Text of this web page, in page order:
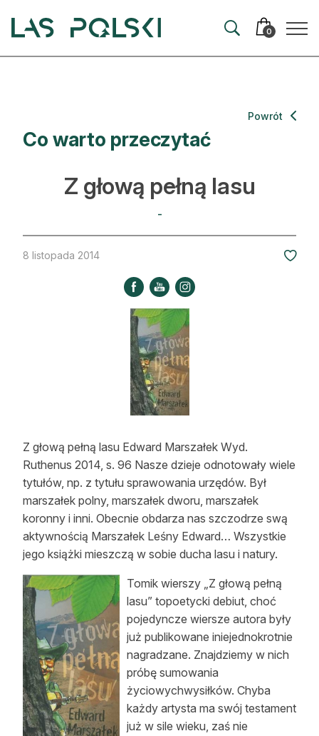
0
Artykuły
Hodowla lasu
Nowe technologie
Kultura i historia
Z zagranicy
Edukacja
Lasy prywatne
O nas
100 lat „Lasu Polskiego”
Prenumerata
Reklama
Zostań autorem
Archiwum
Co warto przeczytać
Powrót
Z głową pełną lasu
-
8 listopada 2014
Z głową pełną lasu Edward Marszałek Wyd.
Ruthenus 2014, s. 96 Nasze dzieje odnotowały wiele
tytułów, np. z tytułu sprawowania urzędów. Był
marszałek polny, marszałek dworu, marszałek
koronny i inni. Obecnie obdarza nas szczodrze swą
aktywnością Marszałek Leśny Edward… Wszystkie
jego książki mieszczą w sobie ducha lasu i natury.
Tomik wierszy „Z głową pełną
lasu” topoetycki debiut, choć
pojedyncze wiersze autora były
już publikowane iniejednokrotnie
nagradzane. Znajdziemy w nich
próbę sumowania
życiowychwysiłków. Chyba
każdy artysta ma swój testament
już w sile wieku, zaś nie